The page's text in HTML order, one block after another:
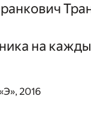
на
2016